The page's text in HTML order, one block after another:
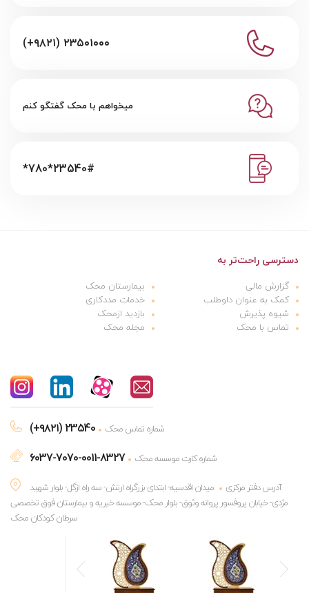
(+۹۸۲۱) ۲۳۵۰۱۰۰۰
میخواهم با محک گفتگو کنم
*780*23540#
دسترسی راحت‌تر به
گزارش مالی
بیمارستان محک
کمک به عنوان داوطلب
خدمات مددکاری
شیوه پذیرش
بازدید ازمحک
تماس با محک
مجله محک
(+۹۸۲۱) 23540 شماره تماس محک
6037-7070-0011-8327
شماره کارت موسسه محک
آدرس دفتر مرکزی
میدان اقدسیه- ابتدای بزرگراه ارتش- سه راه ازگل- بلوار شهید
مژدی- خیابان پروفسور پروانه وثوق- بلوار محک- موسسه خیریه و بیمارستان فوق تخصصی
سرطان کودکان محک